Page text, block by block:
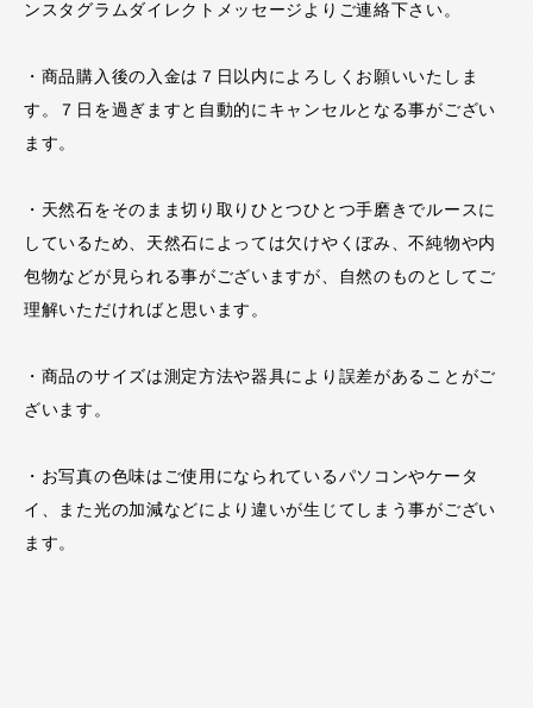
ンスタグラムダイレクトメッセージよりご連絡下さい。
・商品購入後の入金は７日以内によろしくお願いいたしま
す。７日を過ぎますと自動的にキャンセルとなる事がござい
ます。
・天然石をそのまま切り取りひとつひとつ手磨きでルースに
しているため、天然石によっては欠けやくぼみ、不純物や内
包物などが見られる事がございますが、自然のものとしてご
理解いただければと思います。
・商品のサイズは測定方法や器具により誤差があることがご
ざいます。
・お写真の色味はご使用になられているパソコンやケータ
イ、また光の加減などにより違いが生じてしまう事がござい
ます。